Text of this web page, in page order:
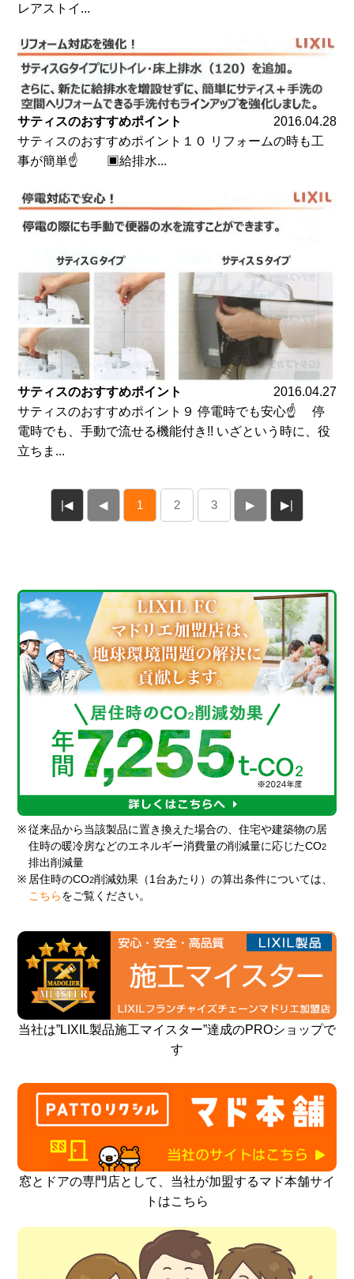
レアストイ...
サティスのおすすめポイント
2016.04.28
サティスのおすすめポイント１０ リフォームの時も工
事が簡単☝ ▣給排水...
サティスのおすすめポイント
2016.04.27
サティスのおすすめポイント９ 停電時でも安心☝ 停
電時でも、手動で流せる機能付き!! いざという時に、役
立ちま...
|◀ ◀ 1 2 3 ▶ ▶|
※ 従来品から当該製品に置き換えた場合の、住宅や建築物の居
住時の暖冷房などのエネルギー消費量の削減量に応じたCO2
排出削減量
※ 居住時のCO2削減効果（1台あたり）の算出条件については、
こちら をご覧ください。
当社は”LIXIL製品施工マイスター”達成のPROショップで
す
窓とドアの専門店として、当社が加盟するマド本舗サイ
トはこちら